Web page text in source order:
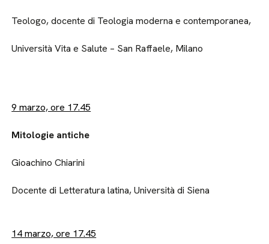
Teologo, docente di Teologia moderna e contemporanea,
Università Vita e Salute – San Raffaele, Milano
9 marzo, ore 17.45
Mitologie antiche
Gioachino Chiarini
Docente di Letteratura latina, Università di Siena
14 marzo, ore 17.45